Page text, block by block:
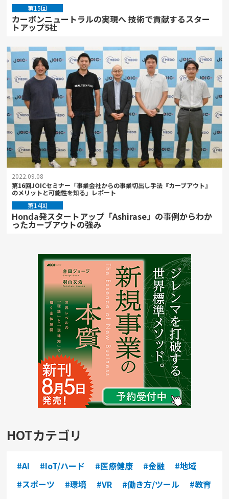
第15回
カーボンニュートラルの実現へ 技術で貢献するスター
トアップ5社
2022.09.08
第16回JOICセミナー「事業会社からの事業切出し手法『カーブアウト』
のメリットと可能性を知る」レポート
第14回
Honda発スタートアップ「Ashirase」の事例からわか
ったカーブアウトの強み
HOTカテゴリ
#AI #IoT/ハード #医療健康 #金融
#地域
#スポーツ
#環境 #VR #働き方/ツール
#教育